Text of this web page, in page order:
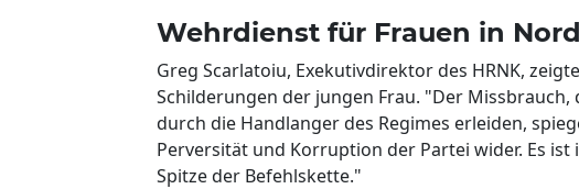
Wehrdienst für Frauen in
Greg Scarlatoiu, Exekutivdirektor des HRNK,
Schilderungen der jungen Frau. "Der
durch die Handlanger des Regimes erleiden,
Perversität und Korruption der Partei wider. Es
Spitze der Befehlskette."